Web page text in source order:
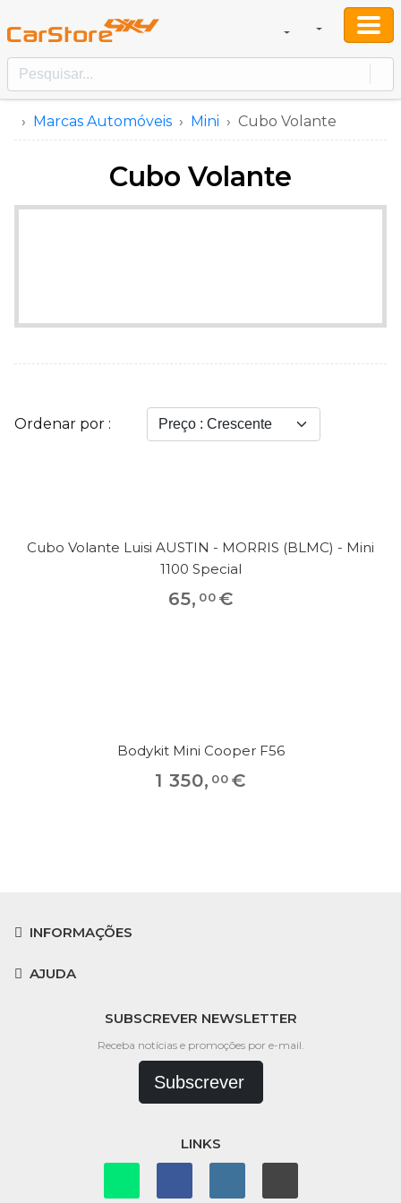
Marcas Automóveis Mini Cubo Volante
Cubo Volante
Ordenar por :
Cubo Volante Luisi AUSTIN - MORRIS (BLMC) - Mini
1100 Special
65, 00 €
Bodykit Mini Cooper F56
1 350, 00 €
INFORMAÇÕES
AJUDA
SUBSCREVER NEWSLETTER
Receba notícias e promoções por e-mail.
Subscrever
LINKS